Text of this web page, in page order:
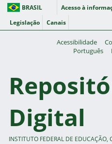
BRASIL Acesso à
Legislação
Canais
Acessibilidade
Português
Digital
INSTITUTO FEDERAL DE EDUCAÇÃO,